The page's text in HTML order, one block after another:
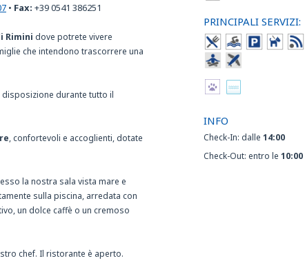
• Fax: +39 0541 386251
Rimini dove potrete vivere
che intendono trascorrere una
durante tutto il
, confortevoli e accoglienti, dotate
la nostra sala vista mare e
sulla piscina, arredata con
un dolce caffè o un cremoso
chef. Il ristorante è aperto.
PRINCIPALI SERVIZI:
INFO
Check-In: dalle14:00
Check-Out: entro le10:00